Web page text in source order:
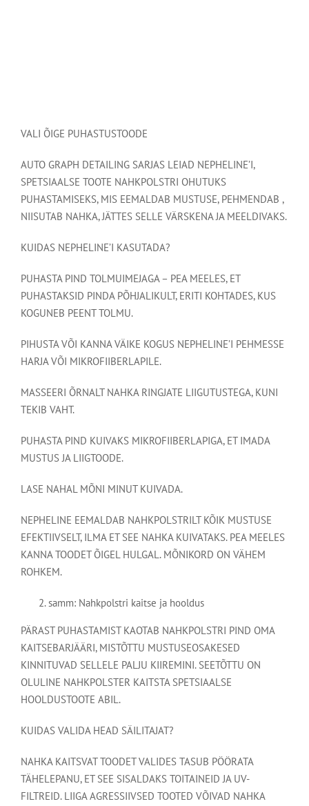
VALI ÕIGE PUHASTUSTOODE
AUTO GRAPH DETAILING SARJAS LEIAD NEPHELINE’I,
SPETSIAALSE TOOTE NAHKPOLSTRI OHUTUKS
PUHASTAMISEKS, MIS EEMALDAB MUSTUSE, PEHMENDAB ,
NIISUTAB NAHKA, JÄTTES SELLE VÄRSKENA JA MEELDIVAKS.
KUIDAS NEPHELINE’I KASUTADA?
PUHASTA PIND TOLMUIMEJAGA – PEA MEELES, ET
PUHASTAKSID PINDA PÕHJALIKULT, ERITI KOHTADES, KUS
KOGUNEB PEENT TOLMU.
PIHUSTA VÕI KANNA VÄIKE KOGUS NEPHELINE’I PEHMESSE
HARJA VÕI MIKROFIIBERLAPILE.
MASSEERI ÕRNALT NAHKA RINGJATE LIIGUTUSTEGA, KUNI
TEKIB VAHT.
PUHASTA PIND KUIVAKS MIKROFIIBERLAPIGA, ET IMADA
MUSTUS JA LIIGTOODE.
LASE NAHAL MÕNI MINUT KUIVADA.
NEPHELINE EEMALDAB NAHKPOLSTRILT KÕIK MUSTUSE
EFEKTIIVSELT, ILMA ET SEE NAHKA KUIVATAKS. PEA MEELES
KANNA TOODET ÕIGEL HULGAL. MÕNIKORD ON VÄHEM
ROHKEM.
samm: Nahkpolstri kaitse ja hooldus
PÄRAST PUHASTAMIST KAOTAB NAHKPOLSTRI PIND OMA
KAITSEBARJÄÄRI, MISTÕTTU MUSTUSEOSAKESED
KINNITUVAD SELLELE PALJU KIIREMINI. SEETÕTTU ON
OLULINE NAHKPOLSTER KAITSTA SPETSIAALSE
HOOLDUSTOOTE ABIL.
KUIDAS VALIDA HEAD SÄILITAJAT?
NAHKA KAITSVAT TOODET VALIDES TASUB PÖÖRATA
TÄHELEPANU, ET SEE SISALDAKS TOITAINEID JA UV-
FILTREID. LIIGA AGRESSIIVSED TOOTED VÕIVAD NAHKA